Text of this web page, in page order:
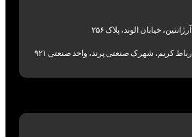
خیابان الوند، پلاک ۲۵۶
کریم، شهرک صنعتی پرند، واحد صنعتی ۹۲۱